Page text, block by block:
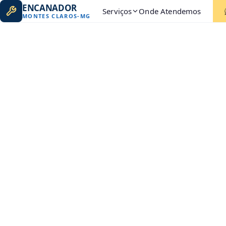
ENCANADOR
MONTES CLAROS- MG Serviços Onde Atendemos